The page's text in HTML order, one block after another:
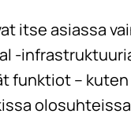
itse asiassa
-
–